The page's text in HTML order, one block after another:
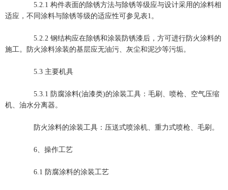
5.2.1 构件表面的除锈方法与除锈等级应与设计采用的涂料相
适应，不同涂料与除锈等级的适应性可参见表1。
5.2.2 钢结构应在除锈和涂装防锈漆后，方可进行防火涂料的
施工。防火涂料涂装的基层应无油污、灰尘和泥沙等污垢。
5.3 主要机具
5.3.1 防腐涂料(油漆类)的涂装工具：毛刷、喷枪、空气压缩
机、油水分离器。
防火涂料的涂装工具：压送式喷涂机、重力式喷枪、毛刷。
6、操作工艺
6.1 防腐涂料的涂装工艺